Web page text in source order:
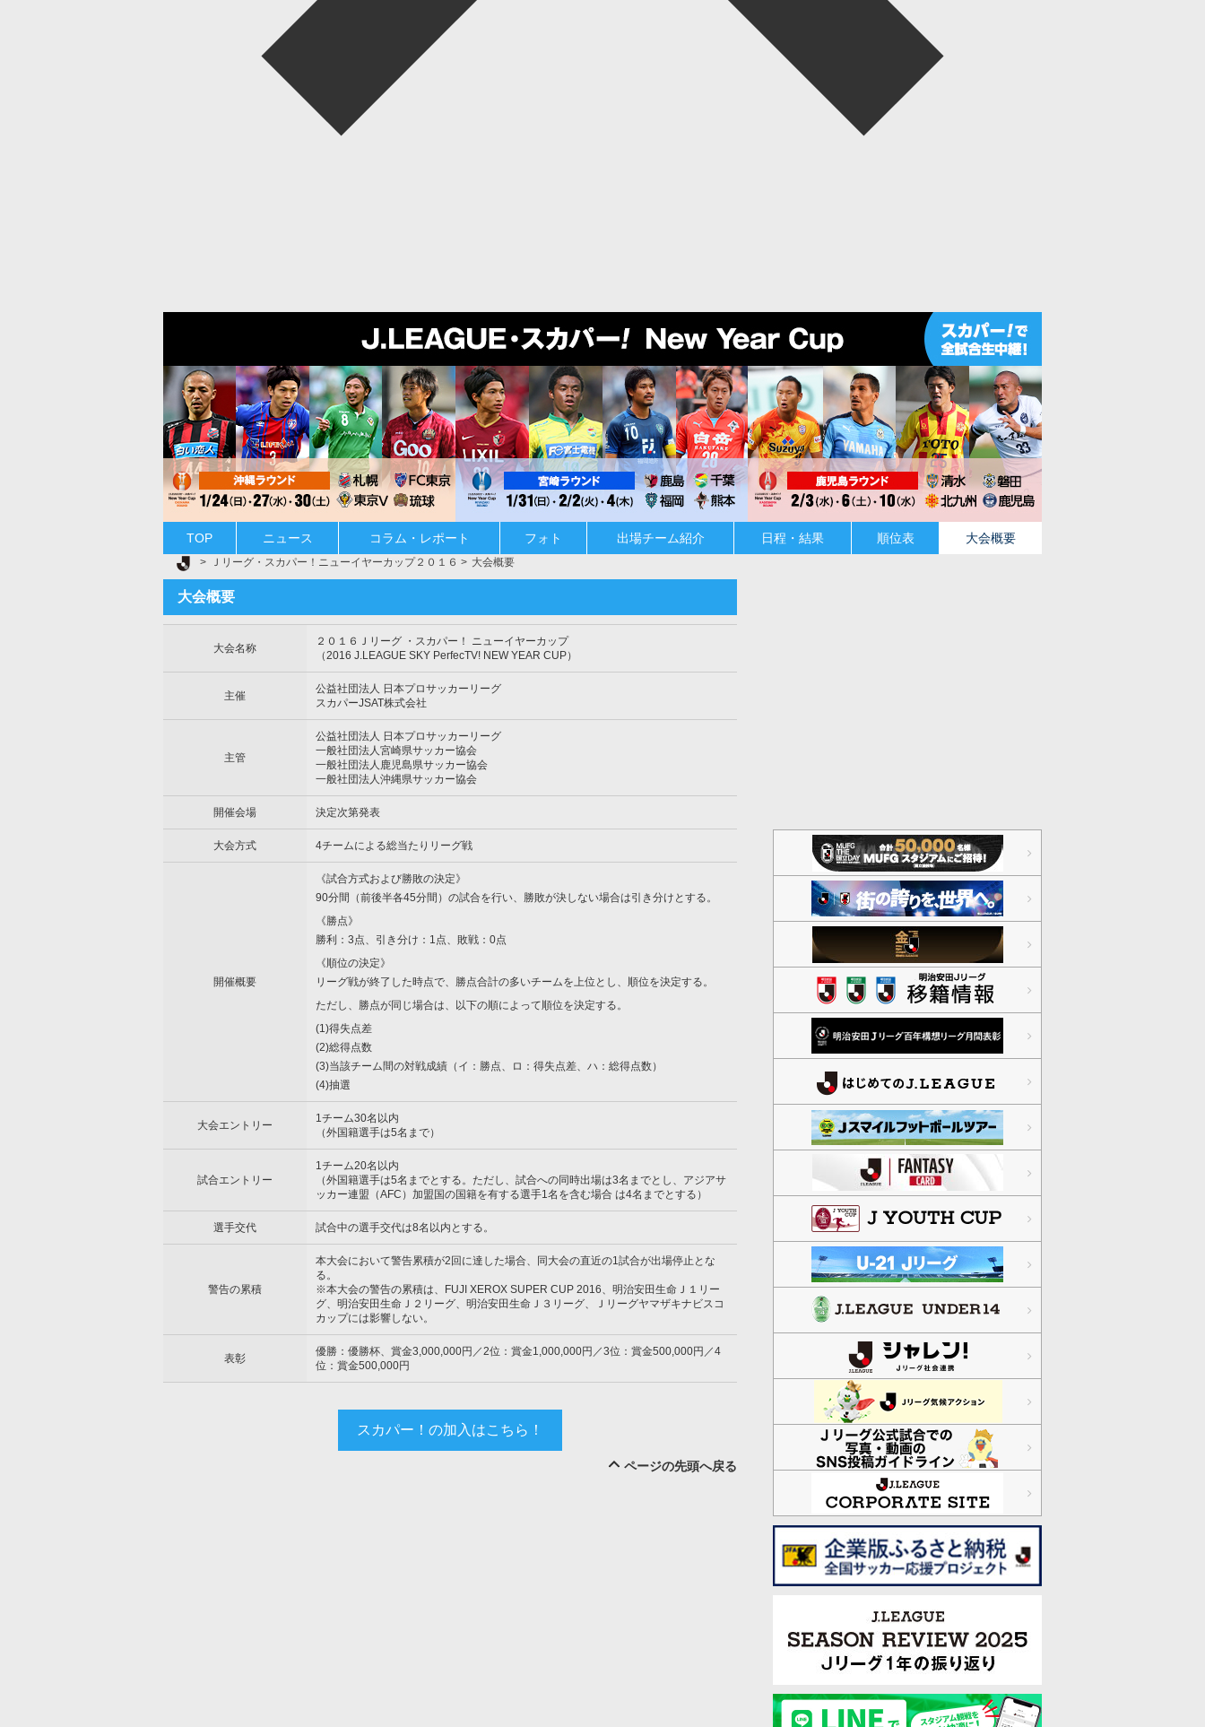
TOP ニュース コラム・レポート フォト 出場チーム紹介 日程・結果 順位表 大会概要
Ｊリーグ TOP
Ｊリーグ・スカパー！ニューイヤーカップ２０１６ 大会概要
大会概要
大会名称
２０１６Ｊリーグ ・スカパー！ ニューイヤーカップ
（2016 J.LEAGUE SKY PerfecTV! NEW YEAR CUP）
主催
公益社団法人 日本プロサッカーリーグ
スカパーJSAT株式会社
主管
公益社団法人 日本プロサッカーリーグ
一般社団法人宮崎県サッカー協会
一般社団法人鹿児島県サッカー協会
一般社団法人沖縄県サッカー協会
開催会場 決定次第発表
大会方式 4チームによる総当たりリーグ戦
開催概要
《試合方式および勝敗の決定》
90分間（前後半各45分間）の試合を行い、勝敗が決しない場合は引き分けとする。
《勝点》
勝利：3点、引き分け：1点、敗戦：0点
《順位の決定》
リーグ戦が終了した時点で、勝点合計の多いチームを上位とし、順位を決定する。
ただし、勝点が同じ場合は、以下の順によって順位を決定する。
(1)得失点差
(2)総得点数
(3)当該チーム間の対戦成績（イ：勝点、ロ：得失点差、ハ：総得点数）
(4)抽選
大会エントリー
1チーム30名以内
（外国籍選手は5名まで）
試合エントリー
1チーム20名以内
（外国籍選手は5名までとする。ただし、試合への同時出場は3名までとし、アジアサ
ッカー連盟（AFC）加盟国の国籍を有する選手1名を含む場合 は4名までとする）
選手交代 試合中の選手交代は8名以内とする。
警告の累積
本大会において警告累積が2回に達した場合、同大会の直近の1試合が出場停止とな
る。
※本大会の警告の累積は、FUJI XEROX SUPER CUP 2016、明治安田生命Ｊ１リー
グ、明治安田生命Ｊ２リーグ、明治安田生命Ｊ３リーグ、Ｊリーグヤマザキナビスコ
カップには影響しない。
表彰
優勝：優勝杯、賞金3,000,000円／2位：賞金1,000,000円／3位：賞金500,000円／4
位：賞金500,000円
スカパー！の加入はこちら！
ページの先頭へ戻る